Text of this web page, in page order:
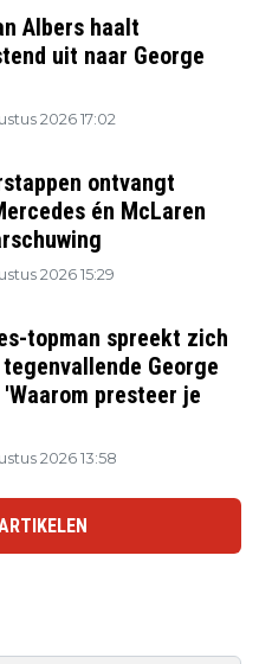
Albers haalt
uit naar George
2026 17:02
ontvangt
én McLaren
2026 15:29
topman spreekt zich
George
'Waarom presteer je
2026 13:58